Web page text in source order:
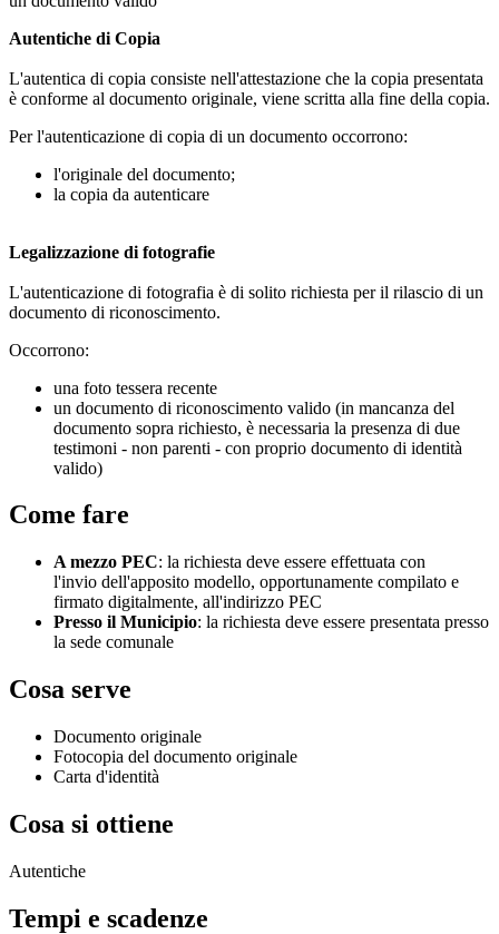
Autentiche di Copia
L'autentica di copia consiste nell'attestazione che la copia presentata
è conforme al documento originale, viene scritta alla fine della copia.
Per l'autenticazione di copia di un documento occorrono:
l'originale del documento;
la copia da autenticare
Legalizzazione di fotografie
L'autenticazione di fotografia è di solito richiesta per il rilascio di un
documento di riconoscimento.
Occorrono:
una foto tessera recente
un documento di riconoscimento valido (in mancanza del
documento sopra richiesto, è necessaria la presenza di due
testimoni - non parenti - con proprio documento di identità
valido)
Come fare
A mezzo PEC: la richiesta deve essere effettuata con
l'invio dell'apposito modello, opportunamente compilato e
firmato digitalmente, all'indirizzo PEC
Presso il Municipio: la richiesta deve essere presentata presso
la sede comunale
Cosa serve
Documento originale
Fotocopia del documento originale
Carta d'identità
Cosa si ottiene
Autentiche
Tempi e scadenze